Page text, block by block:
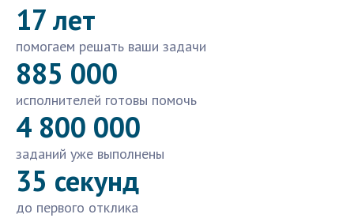
17 лет
помогаем решать ваши задачи
885 000
исполнителей готовы помочь
4 800 000
заданий уже выполнены
35 секунд
до первого отклика